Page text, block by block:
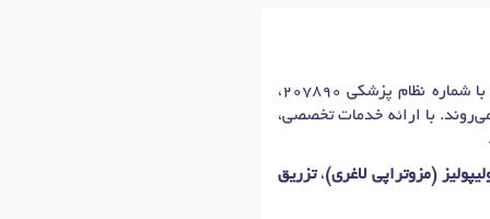
خانم دکتر زهرا ابراهیمی، دکترای پوست،مو،تزریقات زیبایی (ژل،بوتاکس،لیپوساکشن غبغب) در شهر ساری با شماره نظام پزشکی 207890،
با ارائه خدمات تخصصی،
(مزوتراپی لاغری)،تزریق